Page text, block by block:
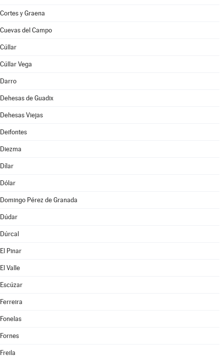
Cortes y Graena
Cuevas del Campo
Cúllar
Cúllar Vega
Darro
Dehesas de Guadix
Dehesas Viejas
Deifontes
Diezma
Dílar
Dólar
Domingo Pérez de Granada
Dúdar
Dúrcal
El Pinar
El Valle
Escúzar
Ferreira
Fonelas
Fornes
Freila